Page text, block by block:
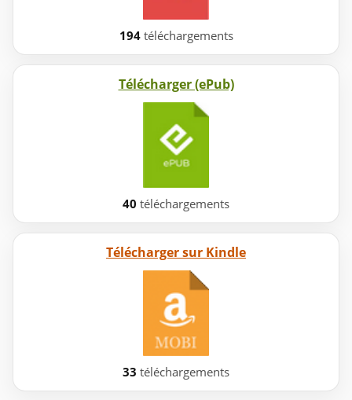
194téléchargements
Télécharger (ePub)
40 téléchargements
Télécharger sur Kindle
33 téléchargements